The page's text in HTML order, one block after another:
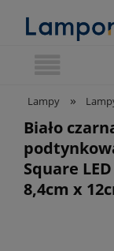
Lampy »
Biało
Square
8,4cm x